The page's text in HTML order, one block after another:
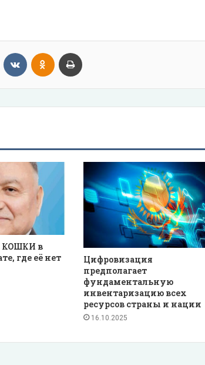
LinkedIn VKontakteOdnoklassniki
КОШКИ в
где её нет
Цифровизация
предполагает
фундаментальную
инвентаризацию всех
ресурсов страны и нации
16.10.2025